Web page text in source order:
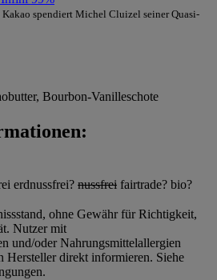
Kakao spendiert Michel Cluizel seiner Quasi-
Bourbon-Vanilleschote
erdnussfrei? nussfrei fairtrade? bio?
ohne Gewähr für Richtigkeit,
Nutzer mit
und/oder Nahrungsmittelallergien
Hersteller direkt informieren. Siehe